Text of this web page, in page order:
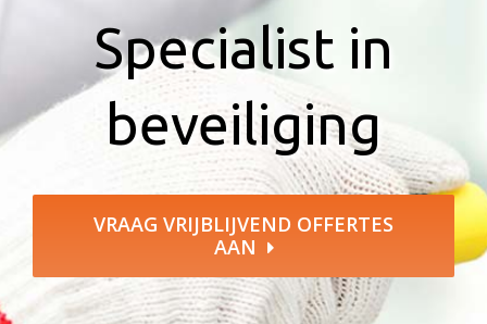
Specialist in
beveiliging
VRAAG VRIJBLIJVEND OFFERTES
AAN